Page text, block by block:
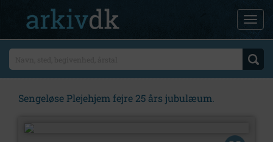
Sengeløse Plejehjem fejre 25 års jubulæum.